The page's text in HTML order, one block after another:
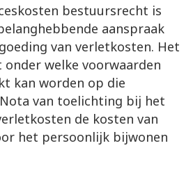
bestuursrecht is
aanspraak
van verletkosten. Het
welke voorwaarden
kan worden op die
van toelichting bij het
de kosten van
het persoonlijk bijwonen